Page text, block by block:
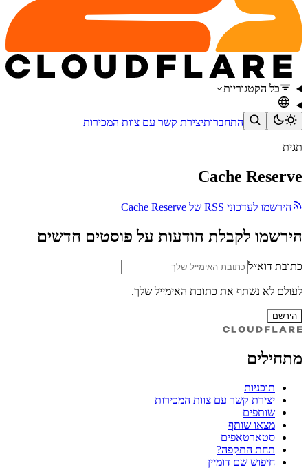
כל הקטגוריות
התחברותיצירת קשר עם צוות המכירות
תגית
Cache Reserve
הירשמו לעדכוני RSS של Cache Reserve
הירשמו לקבלת הודעות על פוסטים חדשים
כתובת דוא״ל
לעולם לא נשתף את כתובת האימייל שלך.
הירשם
מתחילים
תוכניות
יצירת קשר עם צוות המכירות
שותפים
מצאו שותף
סטארטאפים
תחת התקפה?
חיפוש שם דומיין